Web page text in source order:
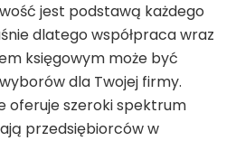
jest podstawą każdego
dlatego współpraca wraz
księgowym może być
dla Twojej firmy.
oferuje szeroki spektrum
przedsiębiorców w